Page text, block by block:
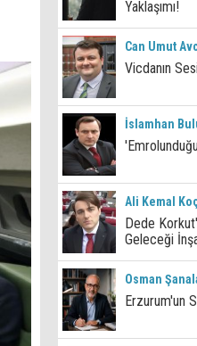
Yaklaşımı!
Can Umut
Vicdanın
İslamhan
Ali Kemal
Dede
Geleceği
Osman
Erzurum'un